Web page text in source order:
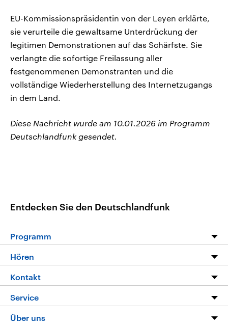
EU-Kommissionspräsidentin von der Leyen erklärte,
sie verurteile die gewaltsame Unterdrückung der
legitimen Demonstrationen auf das Schärfste. Sie
verlangte die sofortige Freilassung aller
festgenommenen Demonstranten und die
vollständige Wiederherstellung des Internetzugangs
in dem Land.
Diese Nachricht wurde am 10.01.2026 im Programm
Deutschlandfunk gesendet.
Entdecken Sie den Deutschlandfunk
Programm
Programm
Die Nachrichten
Nachrichtenleicht
Neue Beiträge auf dlf.de
Hören
Livestream
Podcasts
Deutschlandfunk App
Kontakt
Hörerservice
Service
FAQ
Über uns